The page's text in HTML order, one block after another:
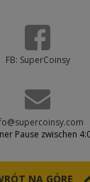
FB: SuperCoinsy
Pause zwischen
NA GÓRĘ